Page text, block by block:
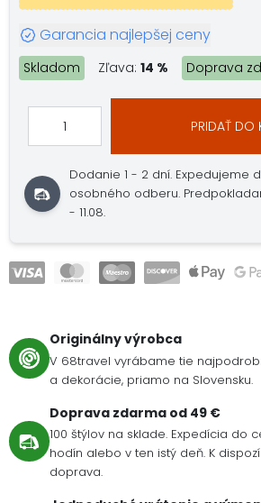
Garancia najlepšej ceny
Skladom Zľava: 14 % Doprava
PRIDAŤ DO
Dodanie 1 - 2 dní. Expedujeme
osobného odberu.
- 11.08.
Originálny výrobca
V 68travel vyrábame tie
a dekorácie, priamo na Slovensku.
Doprava zdarma od 49 €
100 štýlov na sklade. Expedícia do
hodín alebo v ten istý deň. K
doprava.